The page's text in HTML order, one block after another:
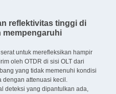
reflektivitas tinggi di
mempengaruhi
untuk merefleksikan hampir
oleh OTDR di sisi OLT dari
yang tidak memenuhi kondisi
dengan attenuasi kecil.
deteksi yang dipantulkan ada,